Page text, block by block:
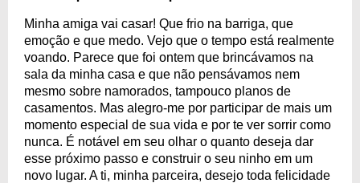
Minha amiga vai casar! Que frio na barriga, que
emoção e que medo. Vejo que o tempo está realmente
voando. Parece que foi ontem que brincávamos na
sala da minha casa e que não pensávamos nem
mesmo sobre namorados, tampouco planos de
casamentos. Mas alegro-me por participar de mais um
momento especial de sua vida e por te ver sorrir como
nunca. É notável em seu olhar o quanto deseja dar
esse próximo passo e construir o seu ninho em um
novo lugar. A ti, minha parceira, desejo toda felicidade